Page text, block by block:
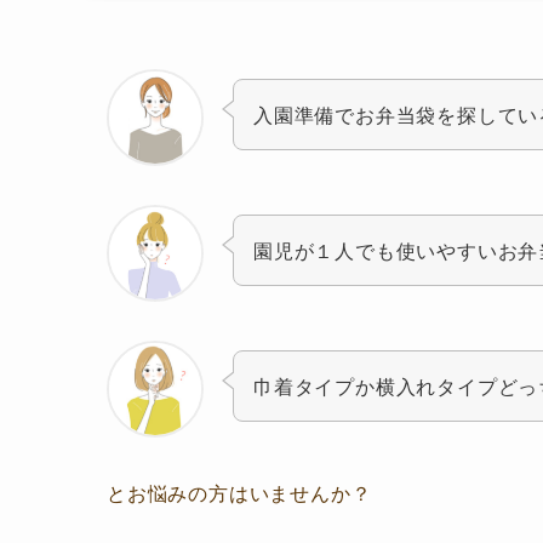
入園準備でお弁当袋を探して
園児が１人でも使いやすいお
巾着タイプか横入れタイプど
とお悩みの方はいませんか？